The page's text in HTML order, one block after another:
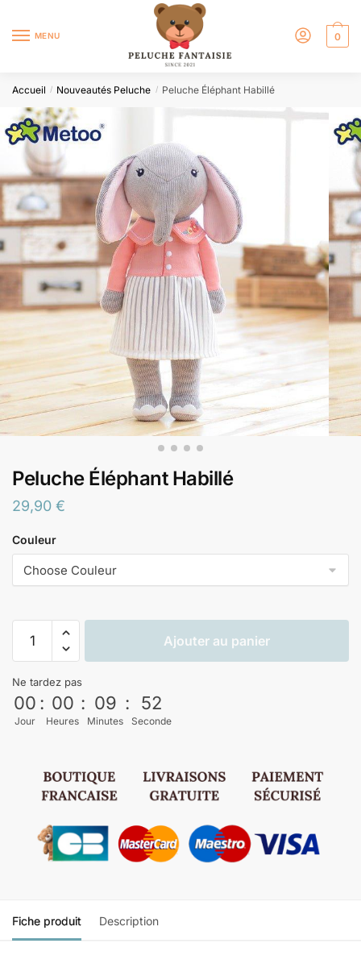
MENU 0
Accueil / Nouveautés Peluche / Peluche Éléphant Habillé
Peluche Éléphant Habillé
29,90 €
Couleur
Ajouter au panier
Ne tardez pas
00
Jour
: 00
Heures
: 09
Minutes
: 52
Seconde
Fiche produit Description